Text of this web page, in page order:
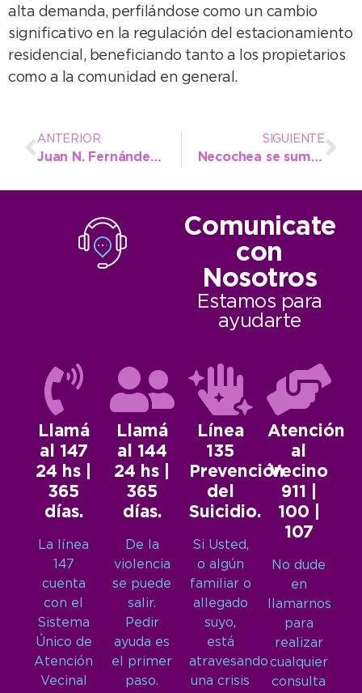
alta demanda, perfilándose como un cambio
significativo en la regulación del estacionamiento
residencial, beneficiando tanto a los propietarios
como a la comunidad en general.
ANTERIOR
Juan N. Fernández cumple 116 años y los festejos serán el 5 y 6 de abril
SIGUIENTE
Necochea se suma con sus CAPS a la Campaña de vacunación antigripal 2025
Comunicate
con
Nosotros
Estamos para
ayudarte
Llamá
al 147
24 hs |
365
días.
La línea
147
cuenta
con el
Sistema
Único de
Atención
Vecinal
Llamá
al 144
24 hs |
365
días.
De la
violencia
se puede
salir.
Pedir
ayuda es
el primer
paso.
Línea
135
Prevención
del
Suicidio.
Si Usted,
o algún
familiar o
allegado
suyo,
está
atravesando
una crisis
Atención
al
Vecino
911 |
100 |
107
No dude
en
llamarnos
para
realizar
cualquier
consulta